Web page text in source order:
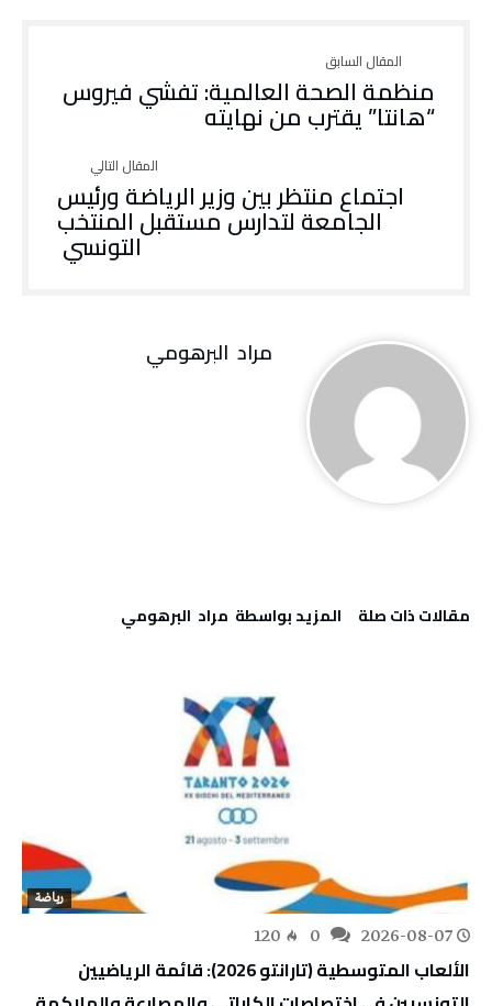
منظمة الصحة العالمية: تفشي فيروس
“هانتا” يقترب من نهايته
اجتماع منتظر بين وزير الرياضة ورئيس
الجامعة لتدارس مستقبل المنتخب
التونسي
مراد‭ ‬ البرهومي
‫مقالات ذات صلة‬ ‫‫المزيد بواسطة‬ ‬ مراد‭ ‬ البرهومي
رياضة
2026-08-07
120
الألعاب المتوسطية (تارانتو 2026): قائمة الرياضيين